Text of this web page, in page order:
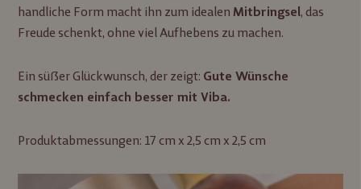
handliche Form macht ihn zum idealen Mitbringsel, das
Freude schenkt, ohne viel Aufhebens zu machen.
Ein süßer Glückwunsch, der zeigt: Gute Wünsche
schmecken einfach besser mit Viba.
Produktabmessungen: 17 cm x 2,5 cm x 2,5 cm